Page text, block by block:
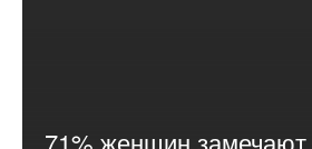
71% женщин замечают